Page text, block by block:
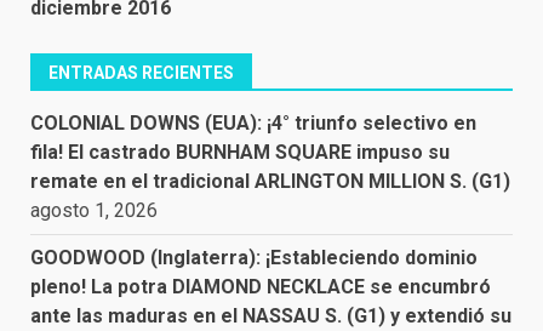
diciembre 2016
ENTRADAS RECIENTES
COLONIAL DOWNS (EUA): ¡4° triunfo selectivo en
fila! El castrado BURNHAM SQUARE impuso su
remate en el tradicional ARLINGTON MILLION S. (G1)
agosto 1, 2026
GOODWOOD (Inglaterra): ¡Estableciendo dominio
pleno! La potra DIAMOND NECKLACE se encumbró
ante las maduras en el NASSAU S. (G1) y extendió su